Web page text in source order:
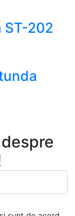
ST-202